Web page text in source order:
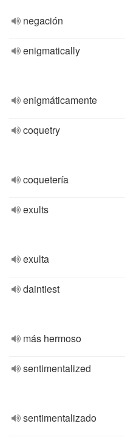
negación
enigmatically
enigmáticamente
coquetry
coquetería
exults
exulta
daintiest
más hermoso
sentimentalized
sentimentalizado